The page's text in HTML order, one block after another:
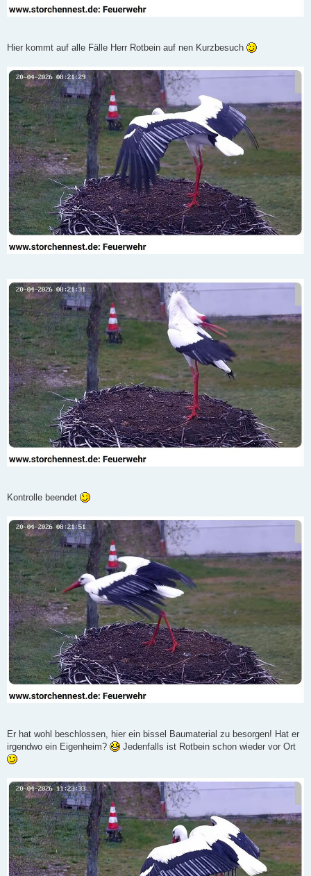
Hier kommt auf alle Fälle Herr Rotbein auf nen Kurzbesuch
Kontrolle beendet
Er hat wohl beschlossen, hier ein bissel Baumaterial zu besorgen! Hat er
irgendwo ein Eigenheim?
Jedenfalls ist Rotbein schon wieder vor Ort